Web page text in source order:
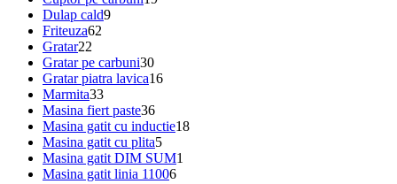
Dulap cald9
Friteuza62
Gratar22
Gratar pe carbuni30
Gratar piatra lavica16
Marmita33
Masina fiert paste36
Masina gatit cu inductie18
Masina gatit cu plita5
Masina gatit DIM SUM1
Masina gatit linia 11006